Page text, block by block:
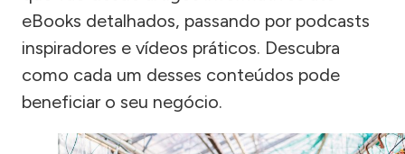
eBooks detalhados, passando por podcasts
inspiradores e vídeos práticos. Descubra
como cada um desses conteúdos pode
beneficiar o seu negócio.